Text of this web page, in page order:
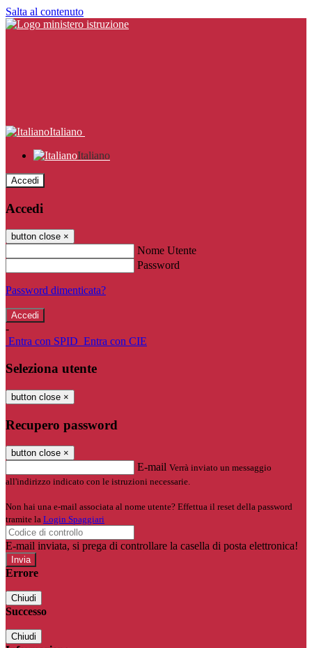
Salta al contenuto
Italiano
Italiano
Accedi
Accedi
button close ×
Nome Utente
Password
Password dimenticata?
-
Entra con SPID Entra con CIE
Seleziona utente
button close ×
Recupero password
button close ×
E-mail Verrà inviato un messaggio
all'indirizzo indicato con le istruzioni necessarie.
Non hai una e-mail associata al nome utente? Effettua il reset della password
tramite la Login Spaggiari
E-mail inviata, si prega di controllare la casella di posta elettronica!
Errore
Chiudi
Successo
Chiudi